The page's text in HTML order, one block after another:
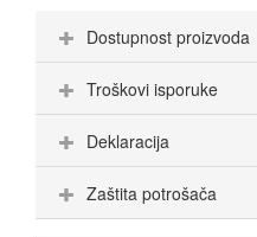
Dostupnost proizvoda
Troškovi isporuke
Deklaracija
Zaštita potrošača